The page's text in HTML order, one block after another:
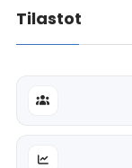
Tilastot